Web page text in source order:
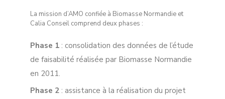
La mission d’AMO confiée à Biomasse Normandie et
Calia Conseil comprend deux phases :
Phase 1 : consolidation des données de l’étude
de faisabilité réalisée par Biomasse Normandie
en 2011.
Phase 2 : assistance à la réalisation du projet